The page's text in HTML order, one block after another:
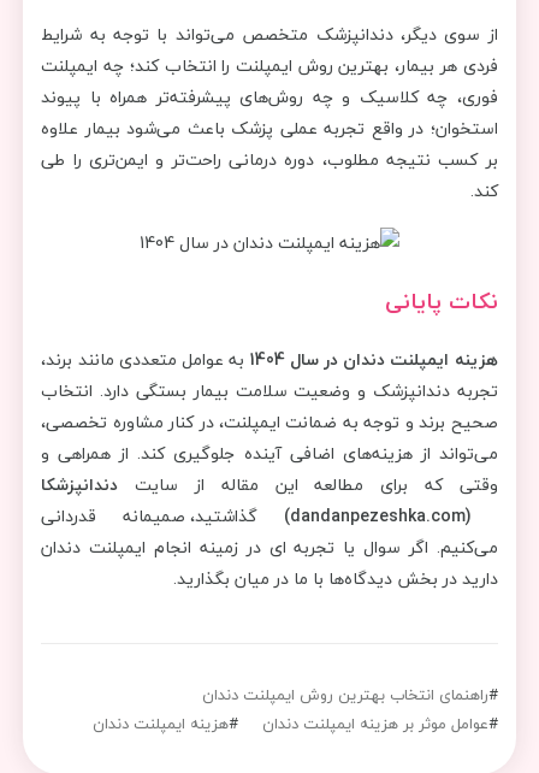
از سوی دیگر، دندانپزشک متخصص می‌تواند با توجه به شرایط
فردی هر بیمار، بهترین روش ایمپلنت را انتخاب کند؛ چه ایمپلنت
فوری، چه کلاسیک و چه روش‌های پیشرفته‌تر همراه با پیوند
استخوان؛ در واقع تجربه عملی پزشک باعث می‌شود بیمار علاوه
بر کسب نتیجه مطلوب، دوره درمانی راحت‌تر و ایمن‌تری را طی
کند.
نکات پایانی
هزینه ایمپلنت دندان در سال 1404
به عوامل متعددی مانند برند،
تجربه دندانپزشک و وضعیت سلامت بیمار بستگی دارد. انتخاب
صحیح برند و توجه به ضمانت ایمپلنت، در کنار مشاوره تخصصی،
می‌تواند از هزینه‌های اضافی آینده جلوگیری کند. از همراهی و
وقتی که برای مطالعه این مقاله از سایت دندانپزشکا
(dandanpezeshka.com)
گذاشتید، صمیمانه قدردانی
می‌کنیم. اگر سوال یا تجربه ای در زمینه انجام ایمپلنت دندان
دارید در بخش دیدگاه‌ها با ما در میان بگذارید.
#راهنمای انتخاب بهترین روش ایمپلنت دندان
#عوامل موثر بر هزینه ایمپلنت دندان #هزینه ایمپلنت دندان